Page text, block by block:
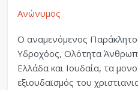
Ανώνυμος
Ο αναμενόμενος
Υδροχόος, Ολότητα
Ελλάδα και Ιουδαία, τα
εξιουδαϊσμός του